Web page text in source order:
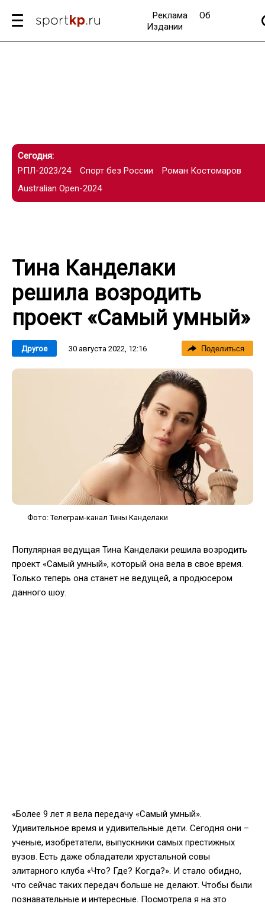
Реклама
Об
Издании
Сегодня:
РПЛ-2023/24
Спорт без России
Роман Костомаров
Australian Open-2024
Тина Канделаки
решила возродить
проект «Самый умный»
Другое 30 августа 2022, 12:16 Поделиться
Фото: Телеграм-канал Тины Канделаки
Популярная ведущая Тина Канделаки решила возродить
проект «Самый умный», который она вела в свое время.
Только теперь она станет не ведущей, а продюсером
данного шоу.
«Более 9 лет я вела передачу «Самый умный».
Удивительное время и удивительные дети. Сегодня они –
ученые, изобретатели, выпускники самых престижных
вузов. Есть даже обладатели хрустальной совы
элитарного клуба «Что? Где? Когда?». И стало обидно,
что сейчас таких передач больше не делают. Чтобы были
познавательные и интересные. Посмотрела я на это